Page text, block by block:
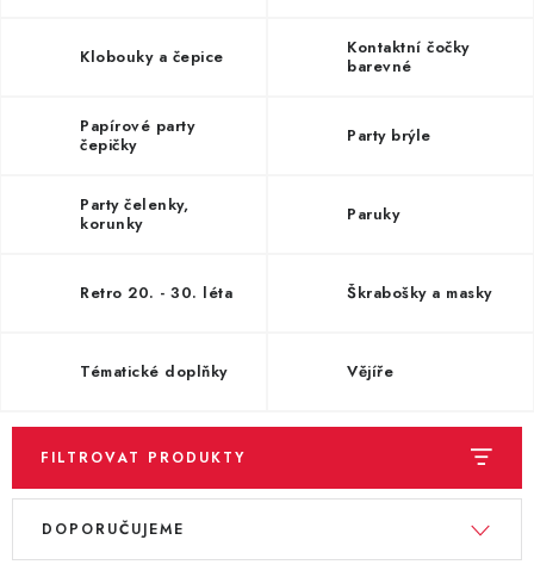
HELIUM NA BALÓNKY
LAMPIONY
PIŇATY
STUHY A MAŠLE
SEZÓNNÍ SVÁTKY
Klobouky a čepice
Kontaktní čočky
barevné
Papírové party
čepičky
Party brýle
Party čelenky,
korunky
Paruky
Retro 20. - 30. léta Škrabošky a masky
Tématické doplňky Vějíře
FILTROVAT PRODUKTY
V
Ř
DOPORUČUJEME